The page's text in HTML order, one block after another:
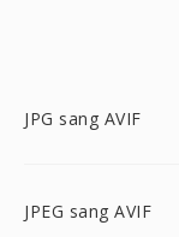
JPG sang AVIF
JPEG sang AVIF